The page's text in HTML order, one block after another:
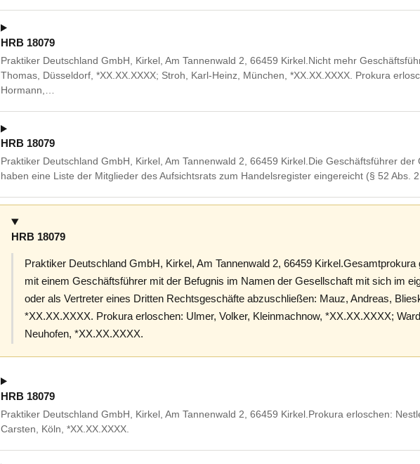
HRB 18079
Praktiker Deutschland GmbH, Kirkel, Am Tannenwald 2, 66459 Kirkel.Nicht mehr
Thomas, Düsseldorf, *XX.XX.XXXX; Stroh, Karl-Heinz, München, *XX.XX.XXXX. Prokura
Hormann,…
HRB 18079
Praktiker Deutschland GmbH, Kirkel, Am Tannenwald 2, 66459 Kirkel.Die Geschäftsführer der
haben eine Liste der Mitglieder des Aufsichtsrats zum Handelsregister eingereicht (§ 52 Abs.
HRB 18079
Praktiker Deutschland GmbH, Kirkel, Am Tannenwald 2, 66459 Kirkel.Gesamtprokura
mit einem Geschäftsführer mit der Befugnis im Namen der Gesellschaft mit sich im
oder als Vertreter eines Dritten Rechtsgeschäfte abzuschließen: Mauz, Andreas,
*XX.XX.XXXX. Prokura erloschen: Ulmer, Volker, Kleinmachnow, *XX.XX.XXXX;
Neuhofen, *XX.XX.XXXX.
HRB 18079
Praktiker Deutschland GmbH, Kirkel, Am Tannenwald 2, 66459 Kirkel.Prokura erloschen:
Carsten, Köln, *XX.XX.XXXX.